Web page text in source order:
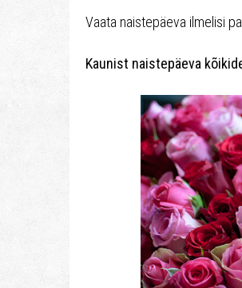
Vaata naistepäeva ilmelisi
Kaunist naistepäeva